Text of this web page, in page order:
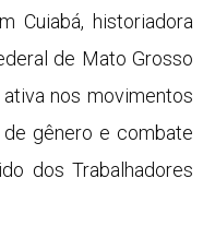
Cuiabá, historiadora
de Mato Grosso
nos movimentos
gênero e combate
dos Trabalhadores